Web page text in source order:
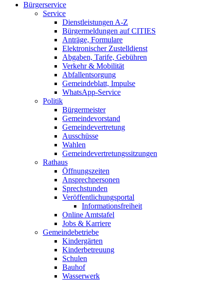
Bürgerservice
Service
Dienstleistungen A-Z
Bürgermeldungen auf CITIES
Anträge, Formulare
Elektronischer Zustelldienst
Abgaben, Tarife, Gebühren
Verkehr & Mobilität
Abfallentsorgung
Gemeindeblatt, Impulse
WhatsApp-Service
Politik
Bürgermeister
Gemeindevorstand
Gemeindevertretung
Ausschüsse
Wahlen
Gemeindevertretungssitzungen
Rathaus
Öffnungszeiten
Ansprechpersonen
Sprechstunden
Veröffentlichungsportal
Informationsfreiheit
Online Amtstafel
Jobs & Karriere
Gemeindebetriebe
Kindergärten
Kinderbetreuung
Schulen
Bauhof
Wasserwerk